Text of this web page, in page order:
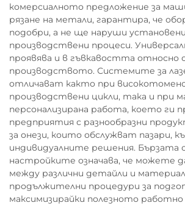
комерсиалното предложение за
рязане на метали, гарантира, че
подобри, а не ще наруши
производствени процеси.
проявява и в гъвкавостта относно
производството. Системите за
отличават както при
производствени цикли, така и при
персонализирана работа, което ги
предприятия с разнообразни
за онези, които обслужват пазари,
индивидуалните решения. Бързата
настройките означава, че можете
между различни детайли и
продължителни процедури за
максимизирайки полезното